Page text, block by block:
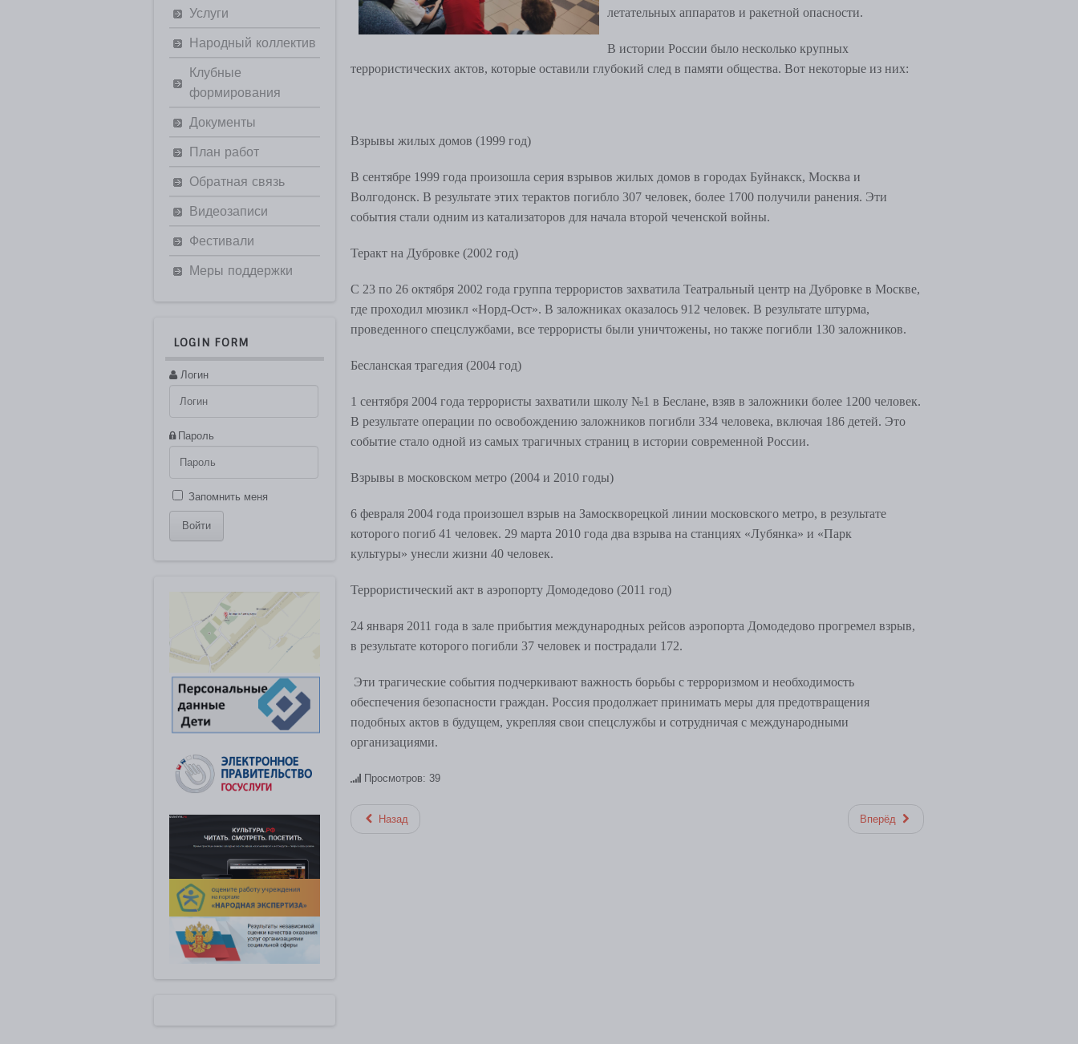
Услуги
Народный коллектив
Клубные
формирования
Документы
План работ
Обратная связь
Видеозаписи
Фестивали
Меры поддержки
LOGIN FORM
Логин
Пароль
Запомнить меня
летательных аппаратов и ракетной опасности.
В истории России было несколько крупных
террористических актов, которые оставили глубокий след в памяти общества. Вот некоторые из них:
Взрывы жилых домов (1999 год)
В сентябре 1999 года произошла серия взрывов жилых домов в городах Буйнакск, Москва и
Волгодонск. В результате этих терактов погибло 307 человек, более 1700 получили ранения. Эти
события стали одним из катализаторов для начала второй чеченской войны.
Теракт на Дубровке (2002 год)
С 23 по 26 октября 2002 года группа террористов захватила Театральный центр на Дубровке в Москве,
где проходил мюзикл «Норд-Ост». В заложниках оказалось 912 человек. В результате штурма,
проведенного спецслужбами, все террористы были уничтожены, но также погибли 130 заложников.
Бесланская трагедия (2004 год)
1 сентября 2004 года террористы захватили школу №1 в Беслане, взяв в заложники более 1200 человек.
В результате операции по освобождению заложников погибли 334 человека, включая 186 детей. Это
событие стало одной из самых трагичных страниц в истории современной России.
Взрывы в московском метро (2004 и 2010 годы)
6 февраля 2004 года произошел взрыв на Замоскворецкой линии московского метро, в результате
которого погиб 41 человек. 29 марта 2010 года два взрыва на станциях «Лубянка» и «Парк
культуры» унесли жизни 40 человек.
Террористический акт в аэропорту Домодедово (2011 год)
24 января 2011 года в зале прибытия международных рейсов аэропорта Домодедово прогремел взрыв,
в результате которого погибли 37 человек и пострадали 172.
Эти трагические события подчеркивают важность борьбы с терроризмом и необходимость
обеспечения безопасности граждан. Россия продолжает принимать меры для предотвращения
подобных актов в будущем, укрепляя свои спецслужбы и сотрудничая с международными
организациями.
Просмотров: 39
Назад Вперёд